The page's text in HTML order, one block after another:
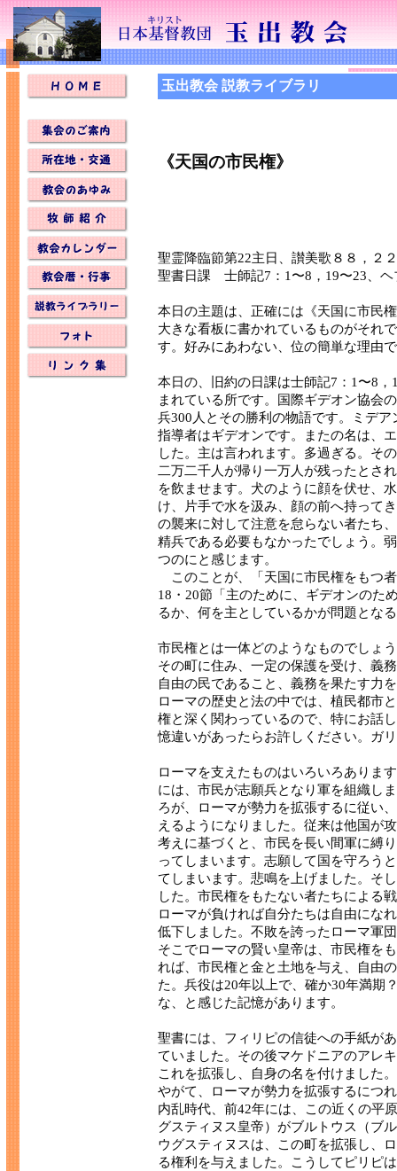
玉出教会 説教ライブラリ
《天国の市民権》
聖霊降臨節第22主日、讃美歌８８，２
聖書日課 士師記7：1〜8，19〜23、ヘ
本日の主題は、正確には《天国に市民
大きな看板に書かれているものがそれ
す。好みにあわない、位の簡単な理由
本日の、旧約の日課は士師記7：1〜8
まれている所です。国際ギデオン協会
兵300人とその勝利の物語です。ミデ
指導者はギデオンです。またの名は、
した。主は言われます。多過ぎる。そ
二万二千人が帰り一万人が残ったとさ
を飲ませます。犬のように顔を伏せ、
け、片手で水を汲み、顔の前へ持って
の襲来に対して注意を怠らない者たち
精兵である必要もなかったでしょう。
つのにと感じます。
このことが、「天国に市民権をもつ
18・20節「主のために、ギデオンのた
るか、何を主としているかが問題とな
市民権とは一体どのようなものでしょ
その町に住み、一定の保護を受け、義
自由の民であること、義務を果たす力
ローマの歴史と法の中では、植民都市
権と深く関わっているので、特にお話
憶違いがあったらお許しください。ガ
ローマを支えたものはいろいろありま
には、市民が志願兵となり軍を組織し
ろが、ローマが勢力を拡張するに従い
えるようになりました。従来は他国が
考えに基づくと、市民を長い間軍に縛
ってしまいます。志願して国を守ろう
てしまいます。悲鳴を上げました。そ
した。市民権をもたない者たちによる
ローマが負ければ自分たちは自由にな
低下しました。不敗を誇ったローマ軍
そこでローマの賢い皇帝は、市民権を
れば、市民権と金と土地を与え、自由
た。兵役は20年以上で、確か30年満
な、と感じた記憶があります。
聖書には、フィリピの信徒への手紙が
ていました。その後マケドニアのアレ
これを拡張し、自身の名を付けました
やがて、ローマが勢力を拡張するにつ
内乱時代、前42年には、この近くの平
グスティヌス皇帝）がブルトウス（ブ
ウグスティヌスは、この町を拡張し、
る権利を与えました。こうしてピリピ